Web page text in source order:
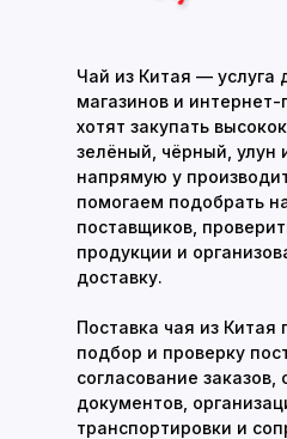
Чай из Китая — услуга
магазинов и
хотят закупать
зелёный, чёрный, улун
напрямую у
помогаем подобрать
поставщиков,
продукции и
доставку.
Поставка чая из
подбор и проверку
согласование
документов,
транспортировки и